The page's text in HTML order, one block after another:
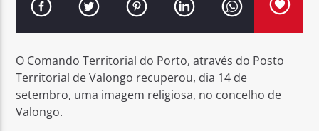
O COMBOIO APITA
O Comando Territorial do Porto, através do Posto
Territorial de Valongo recuperou, dia 14 de
setembro, uma imagem religiosa, no concelho de
Valongo.